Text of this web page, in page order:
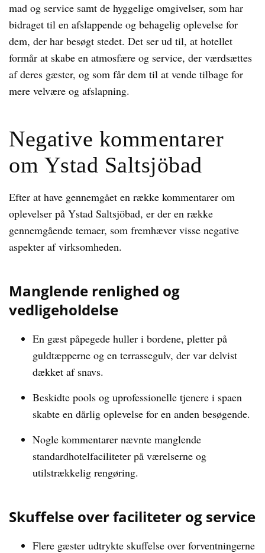
mad og service samt de hyggelige omgivelser, som har
bidraget til en afslappende og behagelig oplevelse for
dem, der har besøgt stedet. Det ser ud til, at hotellet
formår at skabe en atmosfære og service, der værdsættes
af deres gæster, og som får dem til at vende tilbage for
mere velvære og afslapning.
Negative kommentarer
om Ystad Saltsjöbad
Efter at have gennemgået en række kommentarer om
oplevelser på Ystad Saltsjöbad, er der en række
gennemgående temaer, som fremhæver visse negative
aspekter af virksomheden.
Manglende renlighed og
vedligeholdelse
En gæst påpegede huller i bordene, pletter på
guldtæpperne og en terrassegulv, der var delvist
dækket af snavs.
Beskidte pools og uprofessionelle tjenere i spaen
skabte en dårlig oplevelse for en anden besøgende.
Nogle kommentarer nævnte manglende
standardhotelfaciliteter på værelserne og
utilstrækkelig rengøring.
Skuffelse over faciliteter og service
Flere gæster udtrykte skuffelse over forventningerne